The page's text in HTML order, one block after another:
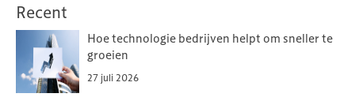
Recent
Hoe technologie bedrijven helpt om sneller te
groeien
27 juli 2026